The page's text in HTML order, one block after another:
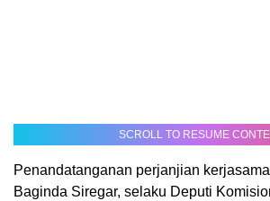
SCROLL TO RESUME
Penandatanganan perjanjian
Baginda Siregar, selaku Deputi